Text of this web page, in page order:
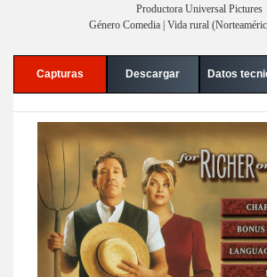
Productora Universal Pictures
Género Comedia | Vida rural
Capturas Descargar Datos